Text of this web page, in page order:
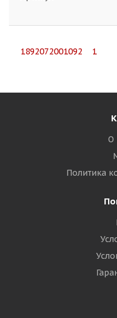
1892072001092 1
О
Политика